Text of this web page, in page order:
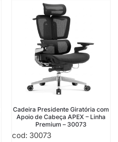
Cadeira Presidente Giratória com
Apoio de Cabeça APEX – Linha
Premium – 30073
cod: 30073